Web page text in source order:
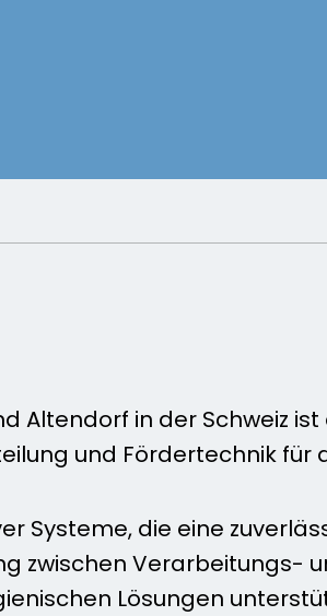
Altendorf in der Schweiz
und Fördertechnik
Systeme, die eine
zwischen Verarbeitungs-
Lösungen